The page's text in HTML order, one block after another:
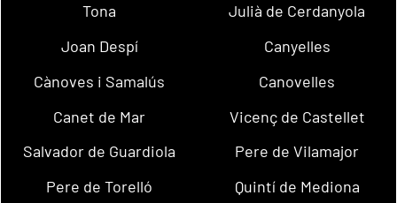
Tona
Julià de Cerdanyola
Joan Despí
Canyelles
Cànoves i Samalús
Canovelles
Canet de Mar
Vicenç de Castellet
Salvador de Guardiola
Pere de Vilamajor
Pere de Torelló
Quintí de Mediona